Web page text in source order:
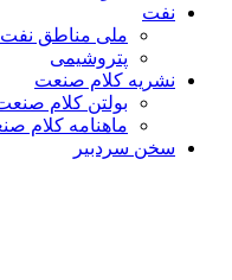
نفت
ملی مناطق نفت
پتروشیمی
نشریه کلام صنعت
بولتن کلام
ماهنامه کلام
سخن سردبیر